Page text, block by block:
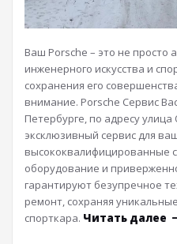
Ваш Porsche – это не просто
инженерного искусства и
сохранения его
внимание. Porsche Сервис
Петербурге, по адресу
эксклюзивный сервис для
высококвалифицированные
оборудование и
гарантируют безупречное
ремонт, сохраняя
спорткара. Читать далее